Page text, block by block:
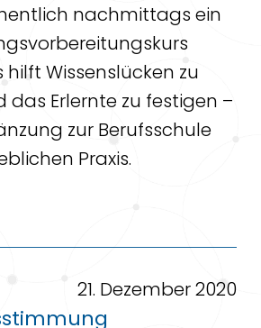
nachmittags ein
hilft Wissenslücken zu
das Erlernte zu festigen –
zur Berufsschule
Praxis.
21. Dezember 2020